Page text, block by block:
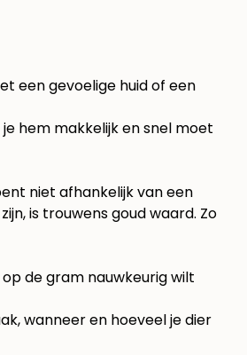
een gevoelige huid of een
hem makkelijk en snel moet
niet afhankelijk van een
is trouwens goud waard. Zo
de gram nauwkeurig wilt
wanneer en hoeveel je dier